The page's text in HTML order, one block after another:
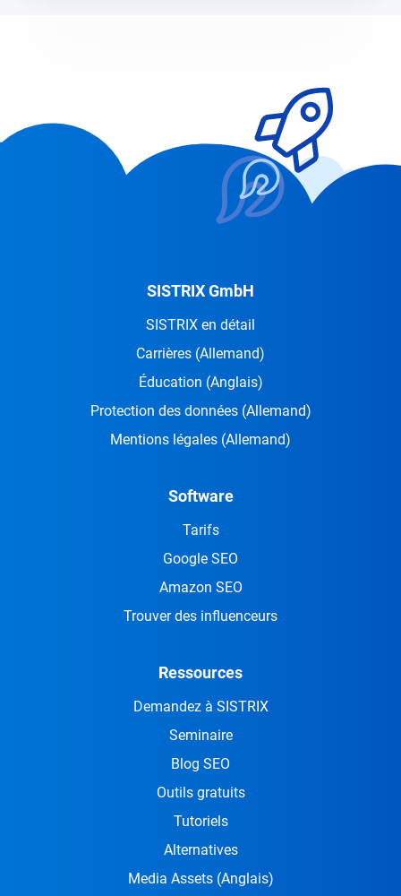
SISTRIX GmbH
SISTRIX en détail
Carrières (Allemand)
Éducation (Anglais)
Protection des données (Allemand)
Mentions légales (Allemand)
Software
Tarifs
Google SEO
Amazon SEO
Trouver des influenceurs
Ressources
Demandez à SISTRIX
Seminaire
Blog SEO
Outils gratuits
Tutoriels
Alternatives
Media Assets (Anglais)